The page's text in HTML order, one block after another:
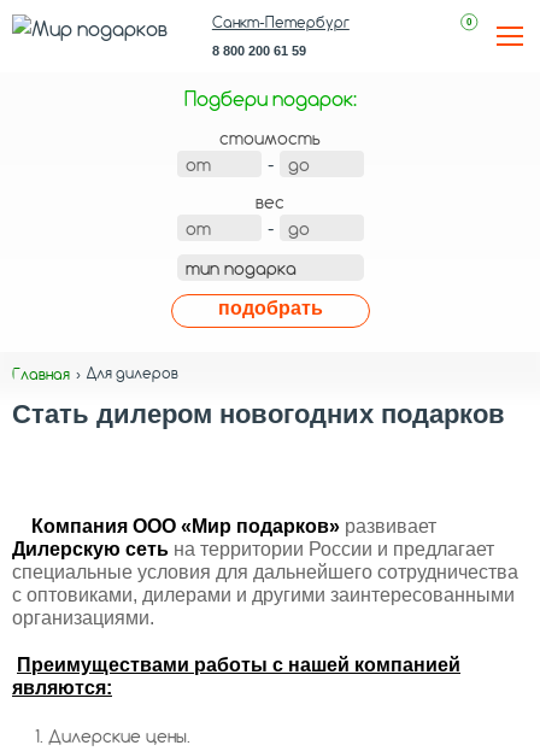
0
Санкт-Петербург
8 800 200 61 59
Подбери подарок:
стоимость
-
вес
-
подобрать
Главная Для дилеров
Стать дилером новогодних подарков
Компания ООО «Мир подарков» развивает
Дилерскую сеть на территории России и предлагает
специальные условия для дальнейшего сотрудничества
с оптовиками, дилерами и другими заинтересованными
организациями.
Преимуществами работы с нашей компанией
являются:
Дилерские цены.